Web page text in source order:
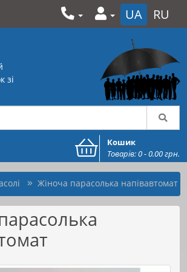
UA RU
зі
Кошик
Товарів: 0 - 0.00 грн.
Жіноча парасолька напівавтомат